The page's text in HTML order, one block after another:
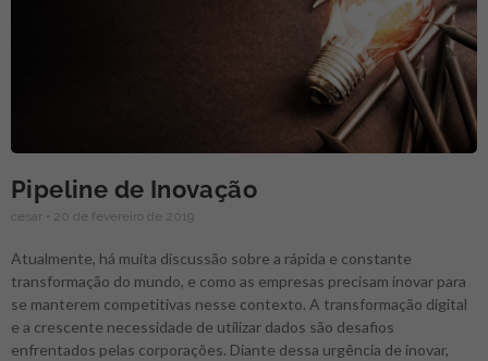
Pipeline de Inovação
cesar 20 de fevereiro de 2019
Atualmente, há muita discussão sobre a rápida e constante
transformação do mundo, e como as empresas precisam inovar para
se manterem competitivas nesse contexto. A transformação digital
e a crescente necessidade de utilizar dados são desafios
enfrentados pelas corporações. Diante dessa urgência de inovar,